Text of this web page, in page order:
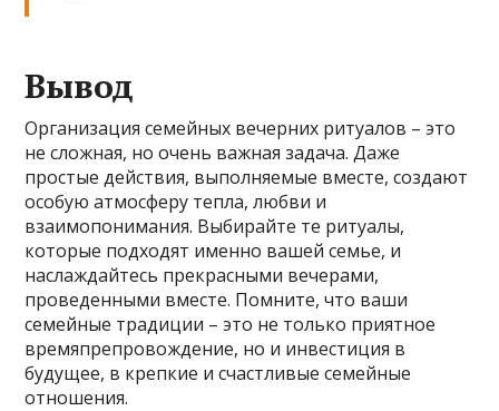
Вывод
Организация семейных вечерних ритуалов – это
не сложная, но очень важная задача. Даже
простые действия, выполняемые вместе, создают
особую атмосферу тепла, любви и
взаимопонимания. Выбирайте те ритуалы,
которые подходят именно вашей семье, и
наслаждайтесь прекрасными вечерами,
проведенными вместе. Помните, что ваши
семейные традиции – это не только приятное
времяпрепровождение, но и инвестиция в
будущее, в крепкие и счастливые семейные
отношения.